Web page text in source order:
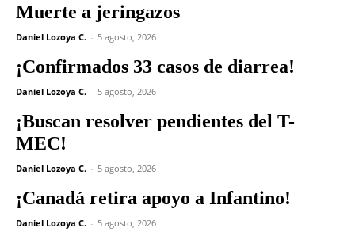
Muerte a jeringazos
Daniel Lozoya C. - 5 agosto, 2026
¡Confirmados 33 casos de diarrea!
Daniel Lozoya C. - 5 agosto, 2026
¡Buscan resolver pendientes del T-
MEC!
Daniel Lozoya C. - 5 agosto, 2026
¡Canadá retira apoyo a Infantino!
Daniel Lozoya C. - 5 agosto, 2026